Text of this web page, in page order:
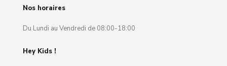
Nos horaires
Du Lundi au Vendredi de 08:00-18:00
Hey Kids !